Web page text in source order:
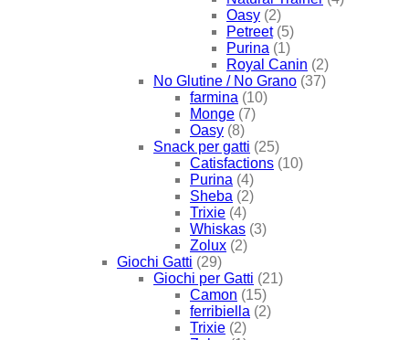
Oasy (2)
Petreet (5)
Purina (1)
Royal Canin (2)
No Glutine / No Grano (37)
farmina (10)
Monge (7)
Oasy (8)
Snack per gatti (25)
Catisfactions (10)
Purina (4)
Sheba (2)
Trixie (4)
Whiskas (3)
Zolux (2)
Giochi Gatti (29)
Giochi per Gatti (21)
Camon (15)
ferribiella (2)
Trixie (2)